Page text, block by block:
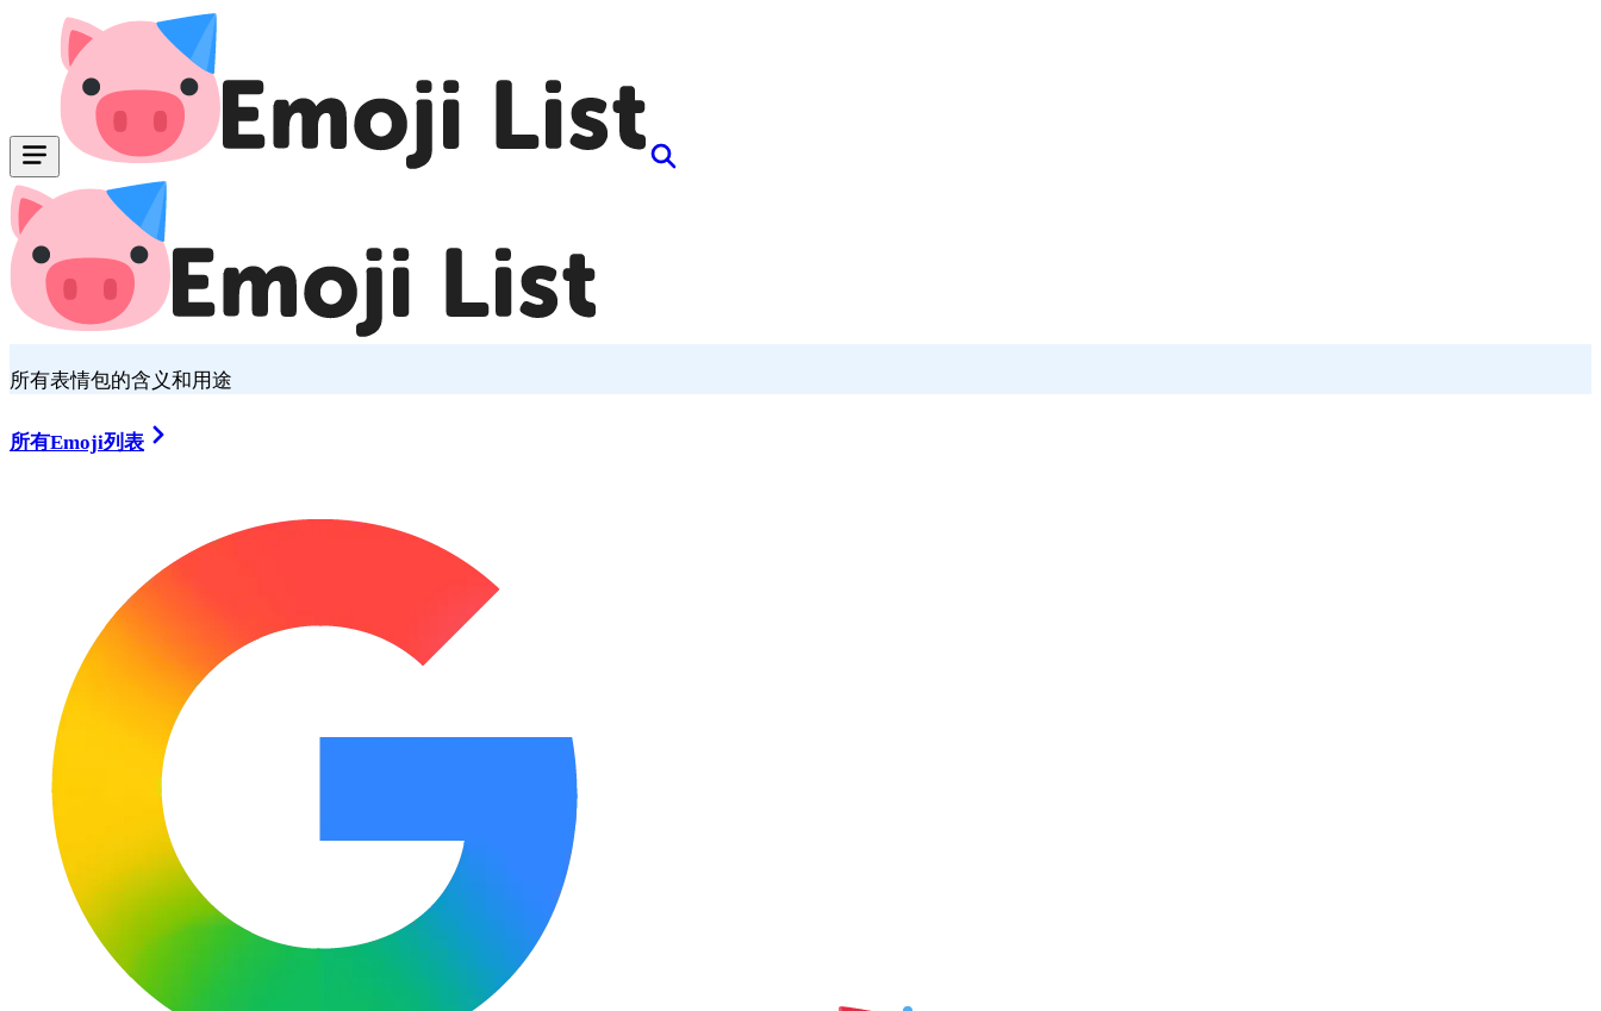
所有表情包的含义和用途
所有Emoji列表